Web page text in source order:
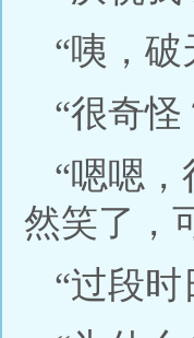
“咦，
“很奇怪
“嗯嗯
然笑了，
“过段